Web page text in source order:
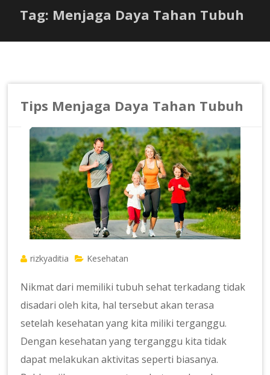
Tag: Menjaga Daya Tahan Tubuh
Tips Menjaga Daya Tahan Tubuh
rizkyaditia Kesehatan
Nikmat dari memiliki tubuh sehat terkadang tidak
disadari oleh kita, hal tersebut akan terasa
setelah kesehatan yang kita miliki terganggu.
Dengan kesehatan yang terganggu kita tidak
dapat melakukan aktivitas seperti biasanya.